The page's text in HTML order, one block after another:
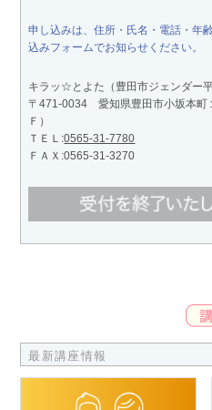
申し込みは、住所・氏名・電話・年
込みフォームでお知らせください。
キラッ☆とよた（豊田市ジェンダー
〒471-0034 愛知県豊田市小坂本町
Ｆ）
ＴＥＬ:0565-31-7780
ＦＡＸ:0565-31-3270
最新講座情報